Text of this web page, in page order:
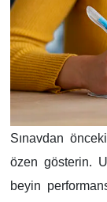
Sınavdan
özen gösterin.
beyin